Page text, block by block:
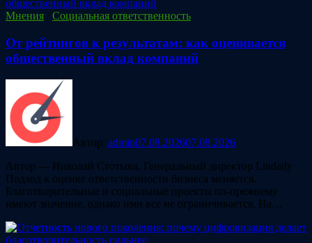
Мнения / Социальная ответственность
От рейтингов к результатам: как оценивается
общественный вклад компаний
Автор: admin07.08.202607.08.2026
Автор — Николай Стотыка, Генеральный директор Lindaily
Подход к оценке ответственности бизнеса меняется.
Благотворительные и социальные проекты по-прежнему
имеют значение, однако ими все не ограничивается. На…